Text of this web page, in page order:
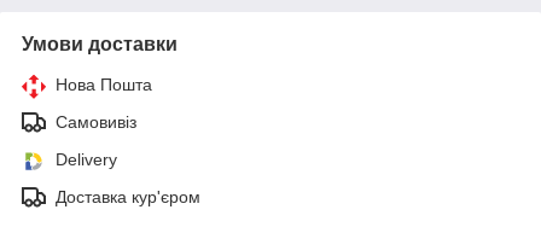
Умови доставки
Нова Пошта
Самовивіз
Delivery
Доставка кур'єром